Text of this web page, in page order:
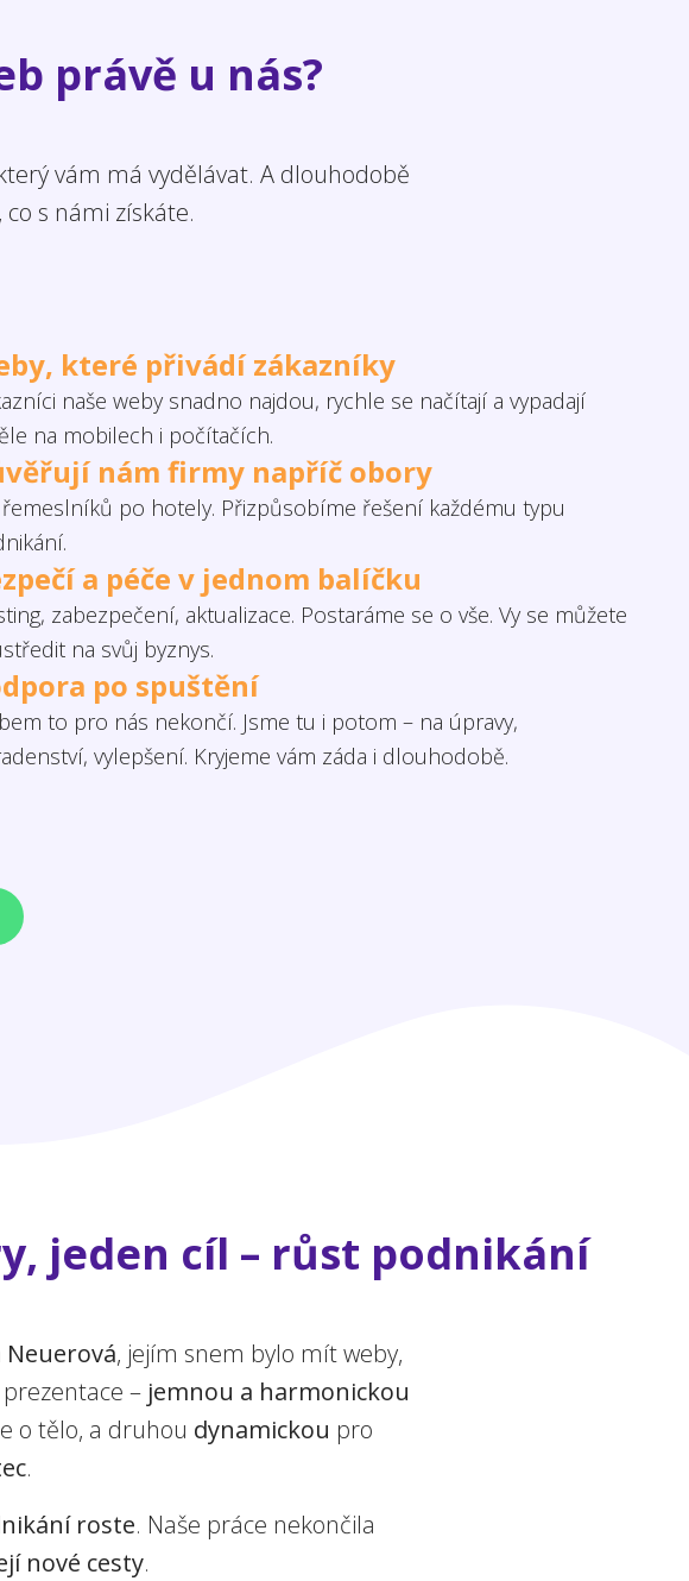
právě u nás?
vám má vydělávat. A dlouhodobě
s námi získáte.
které přivádí zákazníky
naše weby snadno najdou, rychle se načítají a vypadají
na mobilech i počítačích.
nám firmy napříč obory
po hotely. Přizpůsobíme řešení každému typu
a péče v jednom balíčku
zabezpečení, aktualizace. Postaráme se o vše. Vy se můžete
na svůj byznys.
po spuštění
to pro nás nekončí. Jsme tu i potom – na úpravy,
vylepšení. Kryjeme vám záda i dlouhodobě.
jeden cíl – růst podnikání
Neuerová, jejím snem bylo mít weby,
– jemnou a harmonickou
o tělo, a druhou dynamickou pro
.
roste. Naše práce nekončila
nové cesty.